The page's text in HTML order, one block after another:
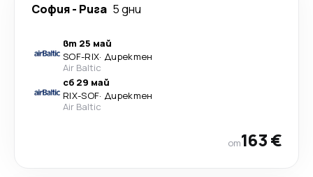
София- Рига 5 дни
вт 25 май
SOF-RIX· Директен
Air Baltic
сб 29 май
RIX-SOF· Директен
Air Baltic
от163 €